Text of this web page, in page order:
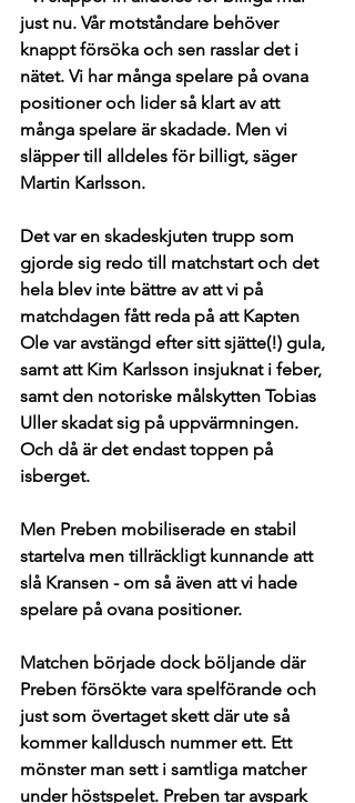
just nu. Vår motståndare behöver
knappt försöka och sen rasslar det i
nätet. Vi har många spelare på ovana
positioner och lider så klart av att
många spelare är skadade. Men vi
släpper till alldeles för billigt, säger
Martin Karlsson.
Det var en skadeskjuten trupp som
gjorde sig redo till matchstart och det
hela blev inte bättre av att vi på
matchdagen fått reda på att Kapten
Ole var avstängd efter sitt sjätte(!) gula,
samt att Kim Karlsson insjuknat i feber,
samt den notoriske målskytten Tobias
Uller skadat sig på uppvärmningen.
Och då är det endast toppen på
isberget.
Men Preben mobiliserade en stabil
startelva men tillräckligt kunnande att
slå Kransen - om så även att vi hade
spelare på ovana positioner.
Matchen började dock böljande där
Preben försökte vara spelförande och
just som övertaget skett där ute så
kommer kalldusch nummer ett. Ett
mönster man sett i samtliga matcher
under höstspelet. Preben tar avspark